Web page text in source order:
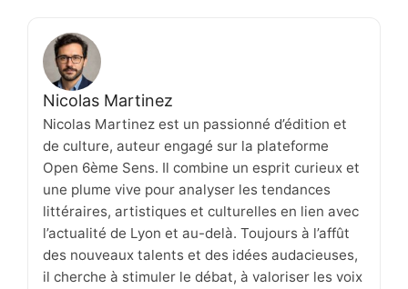
Nicolas Martinez
Nicolas Martinez est un passionné d’édition et
de culture, auteur engagé sur la plateforme
Open 6ème Sens. Il combine un esprit curieux et
une plume vive pour analyser les tendances
littéraires, artistiques et culturelles en lien avec
l’actualité de Lyon et au-delà. Toujours à l’affût
des nouveaux talents et des idées audacieuses,
il cherche à stimuler le débat, à valoriser les voix